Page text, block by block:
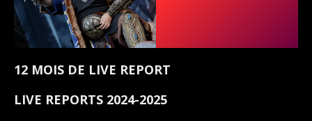
12 MOIS DE LIVE REPORT
LIVE REPORTS 2024-2025